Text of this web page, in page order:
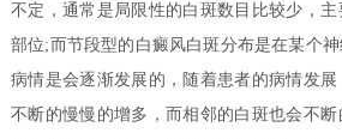
不定，通常是局限性的白斑数目比较少，
部位;而节段型的白癜风白斑分布是在某个
病情是会逐渐发展的，随着患者的病情发
不断的慢慢的增多，而相邻的白斑也会不